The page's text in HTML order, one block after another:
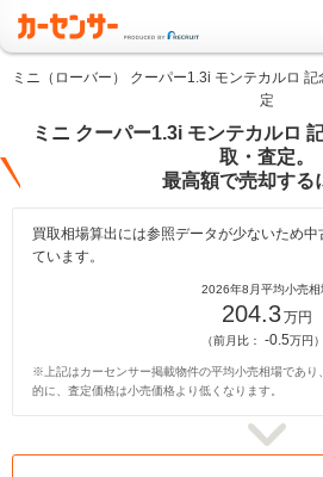
ミニ（ローバー） クーパー1.3i モンテカルロ
定
ミニ クーパー1.3i モンテカルロ
取・査定。
最高額で売却する
買取相場算出には参照データが少ないため
ています。
2026年8月平均小売相
204.3万円
（前月比： -0.5万円）
※上記はカーセンサー掲載物件の平均小売相場であり
的に、査定価格は小売価格より低くなります。